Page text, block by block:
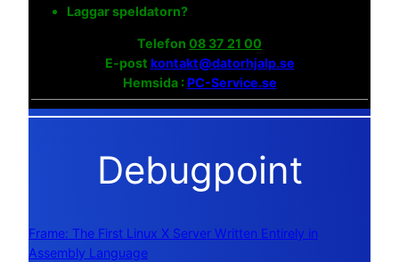
Laggar speldatorn?
Telefon 08 37 21 00
E-post kontakt@datorhjalp.se
Hemsida :PC-Service.se
Debugpoint
Frame: The First Linux X Server Written Entirely in
Assembly Language